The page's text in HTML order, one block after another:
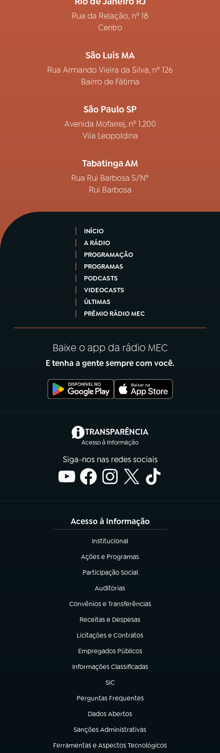
Rua da Relação, nº 18
Centro
São Luís MA
Rua Armando Vieira da Silva, nº 126
Bairro de Fátima
São Paulo SP
Avenida Mofarrej, nº 1.200
Vila Leopoldina
Tabatinga AM
Rua Rui Barbosa S/Nº
Rui Barbosa
INÍCIO
A RÁDIO
PROGRAMAÇÃO
PROGRAMAS
PODCASTS
VIDEOCASTS
ÚLTIMAS
PRÊMIO RÁDIO MEC
Baixe o app da rádio MEC
E tenha a gente sempre com você.
TRANSPARÊNCIA
Acesso à Informação
(abre em nova aba)
Siga-nos nas redes sociais
Acesso à Informação
Institucional
(abre em nova aba)
Ações e Programas
(abre em nova aba)
Participação Social
(abre em nova aba)
Auditorias
(abre em nova aba)
Convênios e Transferências
(abre em nova aba)
Receitas e Despesas
(abre em nova aba)
Licitações e Contratos
(abre em nova aba)
Empregados Públicos
(abre em nova aba)
Informações Classificadas
(abre em nova aba)
SIC
(abre em nova aba)
Perguntas Frequentes
(abre em nova aba)
Dados Abertos
(abre em nova aba)
Sanções Administrativas
(abre em nova aba)
Ferramentas e Aspectos Tecnológicos
(abre em nova aba)